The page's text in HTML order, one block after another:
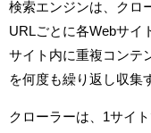
検索エンジンは、クロ
URLごとに各Webサイ
サイト内に重複コンテ
を何度も繰り返し収集
クローラーは、1サイ